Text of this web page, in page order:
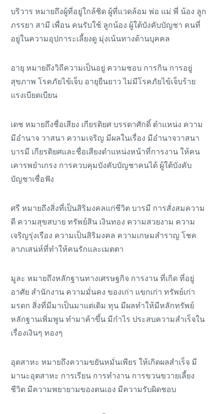
บริวาร หมายถึงผู้ที่อยู่ใกล้ชิด ผู้ที่แวดล้อม พ่อ แม่ พี่ น้อง ลูก
ภรรยา สามี เพื่อน คนรับใช้ ลูกน้อง ผู้ใต้บังคับบัญชา คนที่
อยู่ในความอุปการะเลี้ยงดู มุ่งเน้นทางด้านบุคคล
อายุ หมายถึงวิถีความเป็นอยู่ ความชอบ การกิน การอยู่
สุขภาพ โรคภัยไข้เจ็บ อายุยืนยาว ไม่มีโรคภัยไข้เจ็บร้าย
แรงเบียดเบียน
เดช หมายถึงชื่อเสียง เกียรติยศ บรรดาศักดิ์ ตำแหน่ง ความ
มีอำนาจ วาสนา ความเจริญ มีผลในเรื่อง มีอำนาจวาสนา
บารมี เกียรติยศและชื่อเสียงตำแหน่งหน้าที่การงาน ให้คน
เคารพยำเกรง การควบคุมบังคับบัญชาคนได้ ผู้ใต้บังคับ
บัญชาเชื่อฟัง
ศรี หมายถึงสิ่งที่เป็นสิริมงคลแก่ชีวิต บารมี การสั่งสมความ
ดี ความสุขสบาย ทรัพย์สิน เงินทอง ความสวยงาม ความ
เจริญรุ่งเรือง ความเป็นสิริมงคล ความเกษมสำราญ โชค
ลาภเสน่ห์ที่ทำให้คนรักและเมตตา
มูละ หมายถึงหลักฐานทางเศรษฐกิจ การงาน ที่เกิด ที่อยู่
อาศัย สำนักงาน ความมั่นคง ของเก่า แขกเก่า ทรัพย์เก่า
มรดก สิ่งที่มีมาเป็นมาแต่เดิม ทุน มีผลทำให้มีหลักทรัพย์
หลักฐานเพิ่มพูน ทำมาค้าขึ้น มีกำไร ประสบความสำเร็จใน
เรื่องเงินๆ ทองๆ
อุตสาหะ หมายถึงความขยันหมั่นเพียร ให้เกิดผลสำเร็จ มี
มานะอุตสาหะ การเรียน การทำงาน การขวนขวายเลี้ยง
ชีวิต มีความพยายามของตนเอง มีความรับผิดชอบ